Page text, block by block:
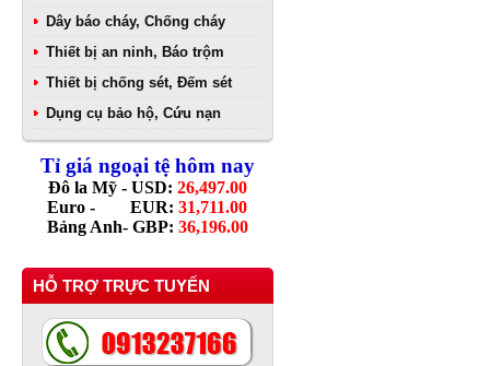
Dây báo cháy, Chống cháy
Thiết bị an ninh, Báo trộm
Thiết bị chống sét, Đếm sét
Dụng cụ bảo hộ, Cứu nạn
Tỉ giá ngoại tệ hôm nay
Đô la Mỹ - USD: 26,497.00
Euro - EUR: 31,711.00
Bảng Anh- GBP: 36,196.00
HỖ TRỢ TRỰC TUYẾN